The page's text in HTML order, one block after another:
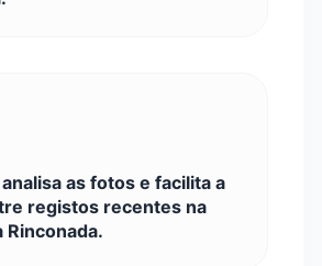
as fotos e facilita a
registos recentes na
Rinconada.